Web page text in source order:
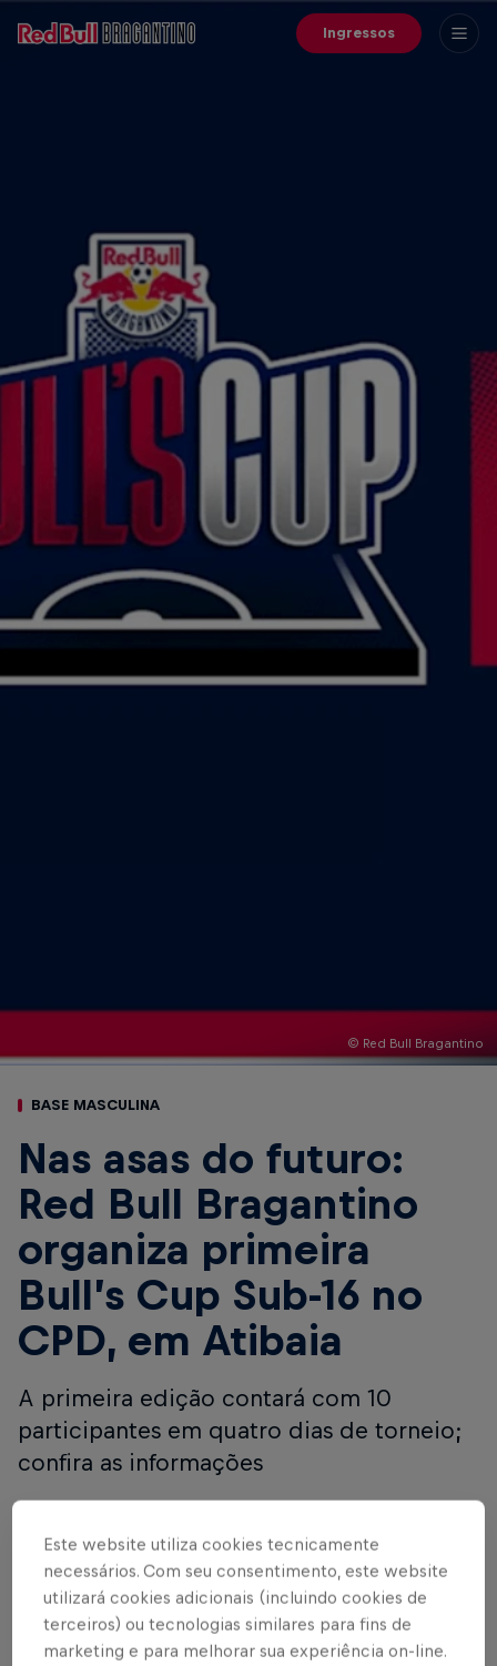
Ingressos
© Red Bull Bragantino
BASE MASCULINA
Nas asas do futuro:
Red Bull Bragantino
organiza primeira
Bull’s Cup Sub-16 no
CPD, em Atibaia
A primeira edição contará com 10
participantes em quatro dias de torneio;
confira as informações
3 min de leitura
Published on12.02.2025 · 16:30 UTC
Este website utiliza cookies tecnicamente
necessários. Com seu consentimento, este website
utilizará cookies adicionais (incluindo cookies de
terceiros) ou tecnologias similares para fins de
marketing e para melhorar sua experiência on-line.